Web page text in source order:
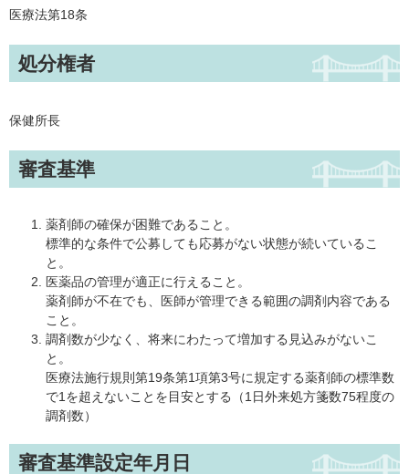
医療法第18条
処分権者
保健所長
審査基準
薬剤師の確保が困難であること。
標準的な条件で公募しても応募がない状態が続いているこ
と。
医薬品の管理が適正に行えること。
薬剤師が不在でも、医師が管理できる範囲の調剤内容である
こと。
調剤数が少なく、将来にわたって増加する見込みがないこ
と。
医療法施行規則第19条第1項第3号に規定する薬剤師の標準数
で1を超えないことを目安とする（1日外来処方箋数75程度の
調剤数）
審査基準設定年月日